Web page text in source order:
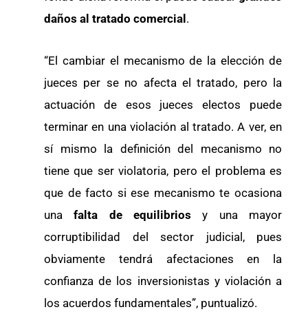
daños al tratado comercial.
“El cambiar el mecanismo de la elección de
jueces per se no afecta el tratado, pero la
actuación de esos jueces electos puede
terminar en una violación al tratado. A ver, en
sí mismo la definición del mecanismo no
tiene que ser violatoria, pero el problema es
que de facto si ese mecanismo te ocasiona
una falta de equilibrios y una mayor
corruptibilidad del sector judicial, pues
obviamente tendrá afectaciones en la
confianza de los inversionistas y violación a
los acuerdos fundamentales”, puntualizó.